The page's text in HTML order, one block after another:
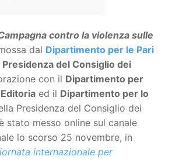
contro la violenza sulle
dal Dipartimento per le Pari
Presidenza del Consiglio dei
con il Dipartimento per
ed il Dipartimento per lo
Presidenza del Consiglio dei
stato messo online sul canale
lo scorso 25 novembre, in
internazionale per